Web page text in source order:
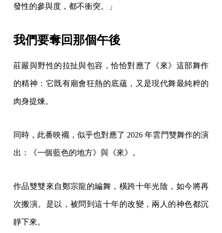
發性的參與度，都不衝突。」
我們要奪回那個午後
莊嚴與野性的拉扯與包容，恰恰對應了《來》這部舞作
的精神：它既有廟會狂熱的底蘊，又是現代舞最純粹的
肉身提煉。
同時，此番映襯，似乎也對應了 2026 年雲門雙舞作的演
出：《一個藍色的地方》與《來》。
作品雙雙來自鄭宗龍的編舞，橫跨十年光陰，如今將再
次搬演。是以，被問到這十年的改變，兩人的神色都沉
靜下來。